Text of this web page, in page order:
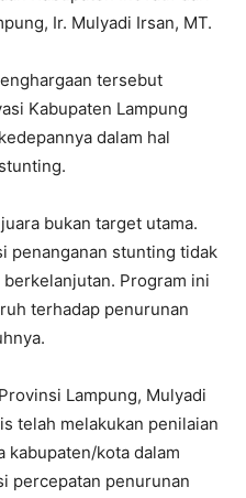
Ir. Mulyadi Irsan, MT.
tersebut
Kabupaten Lampung
dalam hal
bukan target utama.
penanganan stunting tidak
Program ini
terhadap penurunan
Lampung, Mulyadi
telah melakukan penilaian
kabupaten/kota dalam
percepatan penurunan